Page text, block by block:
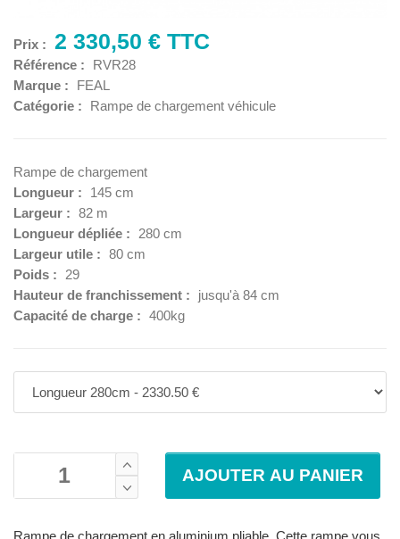
Prix : 2 330,50 € TTC
Référence :
RVR28
Marque :
FEAL
Catégorie :
Rampe de chargement véhicule
Rampe de chargement
Longueur :
145 cm
Largeur : 82 m
Longueur dépliée :
280 cm
Largeur utile : 80 cm
Poids :
29
Hauteur de franchissement :
jusqu'à 84 cm
Capacité de charge : 400kg
Rampe de chargement en aluminium pliable. Cette rampe vous